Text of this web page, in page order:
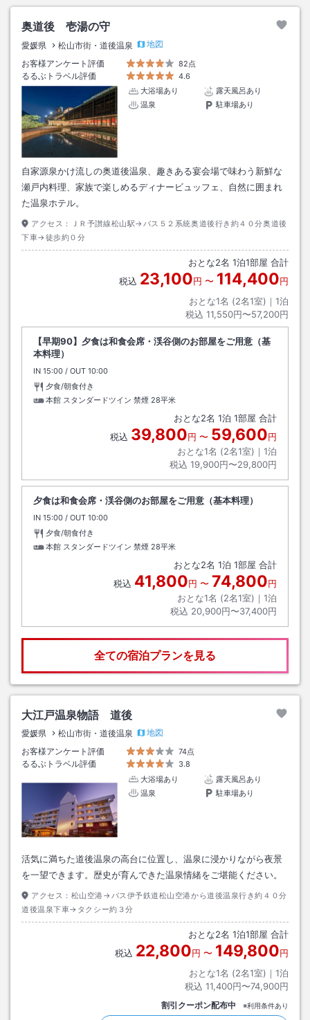
奥道後 壱湯の守
愛媛県 松山市街・道後温泉
地図
お客様アンケート評価
82点
るるぶトラベル評価
4.6
大浴場あり
露天風呂あり
温泉
駐車場あり
自家源泉かけ流しの奥道後温泉、趣きある宴会場で味わう新鮮な
瀬戸内料理、家族で楽しめるディナービュッフェ、自然に囲まれ
た温泉ホテル。
アクセス：
ＪＲ予讃線松山駅→バス５２系統奥道後行き約４０分奥道後
下車→徒歩約０分
おとな2名 1泊1部屋 合計
税込 23,100円 〜 114,400円
おとな1名 (2名1室)｜ 1泊
税込 11,550円〜57,200円
【早期90】夕食は和食会席・渓谷側のお部屋をご用意（基
本料理）
IN チェックイン
15:00 / OUT チェックアウト
10:00
夕食/朝食付き
本館 スタンダードツイン 禁煙 28平米
おとな2名 1泊 1部屋 合計
税込 39,800円 〜 59,600円
おとな1名 (2名1室)｜ 1泊
税込 19,900円〜29,800円
夕食は和食会席・渓谷側のお部屋をご用意（基本料理）
IN チェックイン
15:00 / OUT チェックアウト
10:00
夕食/朝食付き
本館 スタンダードツイン 禁煙 28平米
おとな2名 1泊 1部屋 合計
税込 41,800円 〜 74,800円
おとな1名 (2名1室)｜ 1泊
税込 20,900円〜37,400円
全ての宿泊プランを見る
大江戸温泉物語 道後
愛媛県 松山市街・道後温泉
地図
お客様アンケート評価
74点
るるぶトラベル評価
3.8
大浴場あり
露天風呂あり
温泉
駐車場あり
活気に満ちた道後温泉の高台に位置し、温泉に浸かりながら夜景
を一望できます。歴史が育んできた温泉情緒をご堪能ください。
アクセス： 松山空港→バス伊予鉄道松山空港から道後温泉行き約４０分
道後温泉下車→タクシー約３分
おとな2名 1泊1部屋 合計
税込 22,800円 〜 149,800円
おとな1名 (2名1室)｜ 1泊
税込 11,400円〜74,900円
割引クーポン配布中 ※利用条件あり